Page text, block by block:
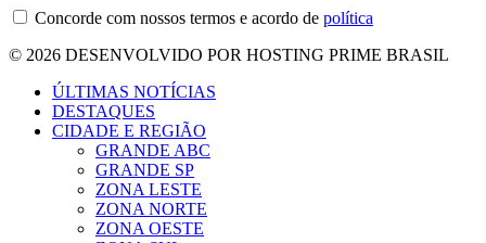
Concorde com nossos termos e acordo de política
© 2026 DESENVOLVIDO POR HOSTING PRIME BRASIL
ÚLTIMAS NOTÍCIAS
DESTAQUES
CIDADE E REGIÃO
GRANDE ABC
GRANDE SP
ZONA LESTE
ZONA NORTE
ZONA OESTE